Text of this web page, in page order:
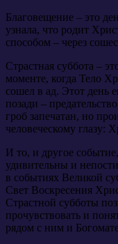
Благовещение – это
узнала, что родит
способом – через
Страстная суббота –
моменте, когда Тело
сошел в ад. Этот
позади –
гроб запечатан, но
человеческому глазу:
И то, и другое
удивительны и
в событиях Великой
Свет Воскресения
Страстной субботы
прочувствовать и
рядом с ним и